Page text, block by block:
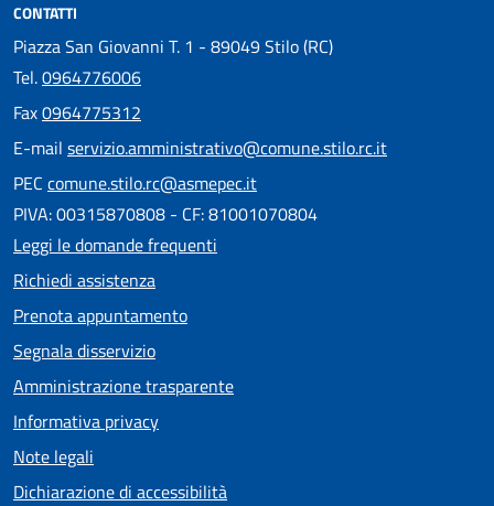
CONTATTI
Piazza San Giovanni T. 1 - 89049 Stilo (RC)
Tel.0964776006
Fax0964775312
E-mail servizio.amministrativo@comune.stilo.rc.it
PEC comune.stilo.rc@asmepec.it
PIVA: 00315870808 - CF: 81001070804
Leggi le domande frequenti
Richiedi assistenza
Prenota appuntamento
Segnala disservizio
Amministrazione trasparente
Informativa privacy
Note legali
Dichiarazione di accessibilità